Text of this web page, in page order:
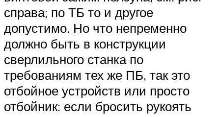
справа; по ТБ то и другое
допустимо. Но что непременно
должно быть в конструкции
сверлильного станка по
требованиям тех же ПБ, так это
отбойное устройств или просто
отбойник: если бросить рукоять